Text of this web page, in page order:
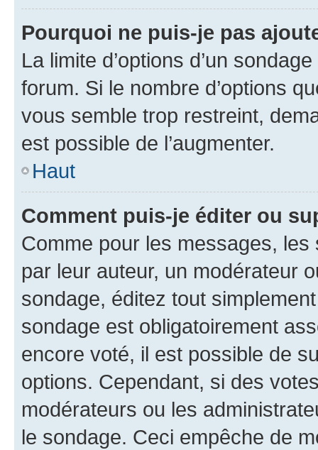
Pourquoi ne puis-je pas
La limite d’options d’un
forum. Si le nombre d’options
vous semble trop restreint,
est possible de l’augmenter.
Haut
Comment puis-je éditer ou
Comme pour les messages,
par leur auteur, un modérateur
sondage, éditez tout
sondage est obligatoirement
encore voté, il est possible de
options. Cependant, si des
modérateurs ou les
le sondage. Ceci empêche de